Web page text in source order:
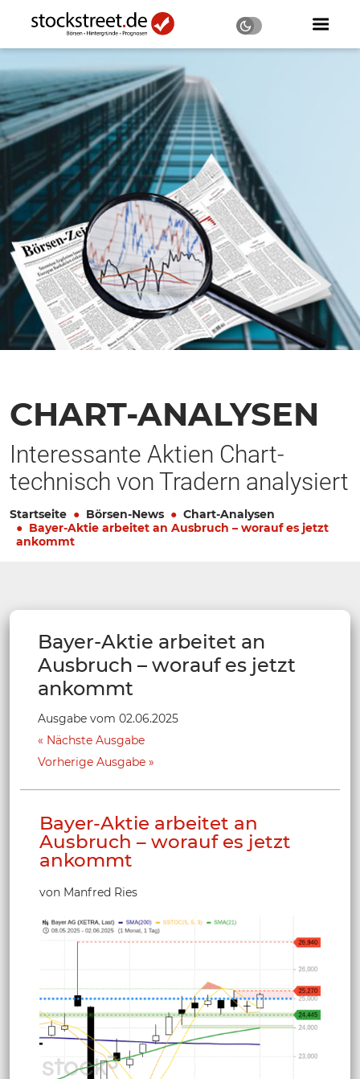
CHART-ANALYSEN
Interessante Aktien Chart-
technisch von Tradern analysiert
Startseite Börsen-News
Chart-Analysen
Bayer-Aktie arbeitet an Ausbruch – worauf es jetzt
ankommt
Bayer-Aktie arbeitet an
Ausbruch – worauf es jetzt
ankommt
Ausgabe vom 02.06.2025
Nächste Ausgabe
Vorherige Ausgabe
Bayer-Aktie arbeitet an
Ausbruch – worauf es jetzt
ankommt
von Manfred Ries